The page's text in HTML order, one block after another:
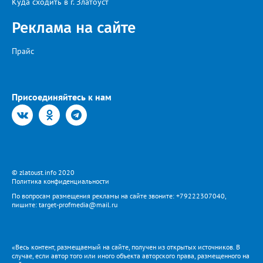
Реклама на сайте
Прайс
Присоединяйтесь к нам
© zlatoust.info 2020
Политика конфиденциальности
По вопросам размещения рекламы на сайте звоните: +79222307040,
пишите: target-profmedia@mail.ru
«Весь контент, размещаемый на сайте, получен из открытых источников. В
случае, если автор того или иного объекта авторского права, размещенного на